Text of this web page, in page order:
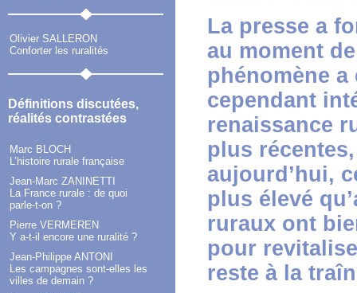
Olivier SALLERON
Conforter les ruralités
Définitions discutées,
réalités contrastées
Marc BLOCH
L’histoire rurale française
Jean-Marc ZANINETTI
La France rurale : de quoi
parle-t-on ?
Pierre VERMEREN
Y a-t-il encore une ruralité ?
Jean-Philippe ANTONI
Les campagnes sont-elles les
villes de demain ?
La presse a
au moment
phénomène
cependant
renaissance
plus
aujourd’hui,
plus élevé
ruraux ont
pour
reste à la